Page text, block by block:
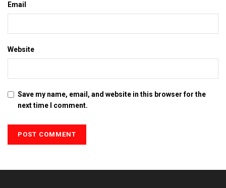
Email
Website
Save my name, email, and website in this browser for the
next time I comment.